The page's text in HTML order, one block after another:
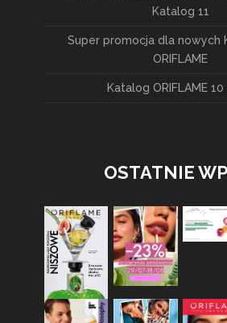
Katalog 11
Super promocja dla nowych
ORIFLAME
Katalog ORIFLAME
OSTATNIE